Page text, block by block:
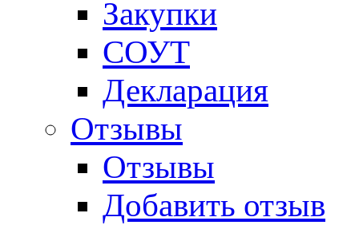
Закупки
СОУТ
Декларация
Отзывы
Отзывы
Добавить отзыв